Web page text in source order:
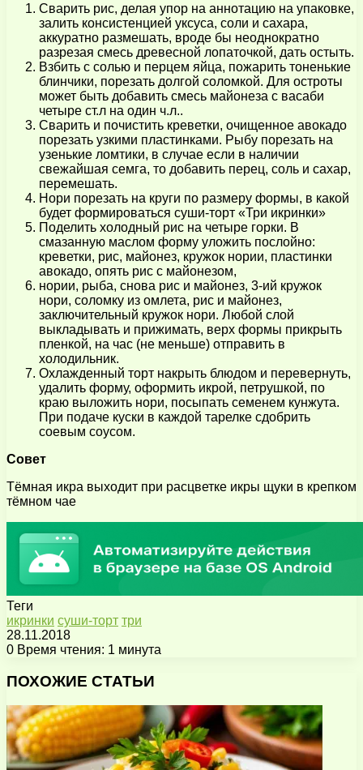
Сварить рис, делая упор на аннотацию на упаковке,
залить консистенцией уксуса, соли и сахара,
аккуратно размешать, вроде бы неоднократно
разрезая смесь древесной лопаточкой, дать остыть.
Взбить с солью и перцем яйца, пожарить тоненькие
блинчики, порезать долгой соломкой. Для остроты
может быть добавить смесь майонеза с васаби
четыре ст.л на один ч.л..
Сварить и почистить креветки, очищенное авокадо
порезать узкими пластинками. Рыбу порезать на
узенькие ломтики, в случае если в наличии
свежайшая семга, то добавить перец, соль и сахар,
перемешать.
Нори порезать на круги по размеру формы, в какой
будет формироваться суши-торт «Три икринки»
Поделить холодный рис на четыре горки. В
смазанную маслом форму уложить послойно:
креветки, рис, майонез, кружок нории, пластинки
авокадо, опять рис с майонезом,
нории, рыба, снова рис и майонез, 3-ий кружок
нори, соломку из омлета, рис и майонез,
заключительный кружок нори. Любой слой
выкладывать и прижимать, верх формы прикрыть
пленкой, на час (не меньше) отправить в
холодильник.
Охлажденный торт накрыть блюдом и перевернуть,
удалить форму, оформить икрой, петрушкой, по
краю выложить нори, посыпать семенем кунжута.
При подаче куски в каждой тарелке сдобрить
соевым соусом.
Совет
Тёмная икра выходит при расцветке икры щуки в крепком
тёмном чае
Теги
икринки суши-торт три
28.11.2018
0 Время чтения: 1 минута
через
почту
ПОХОЖИЕ СТАТЬИ